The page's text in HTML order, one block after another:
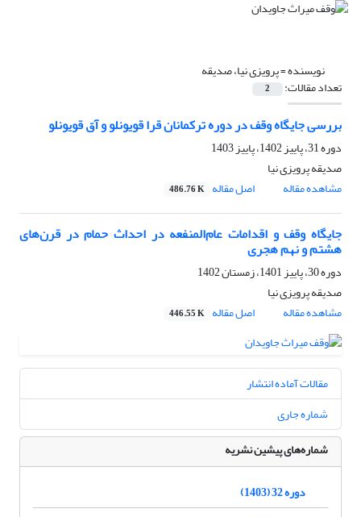
نویسنده =پرویزی نیا، صدیقه
تعداد مقالات: 2
بررسی جایگاه وقف در دوره ترکمانان قرا قویونلو و آق قویونلو
دوره 31، پاییز 1402، پاییز 1403
صدیقه پرویزی نیا
مشاهده مقاله
اصل مقاله 486.76 K
جایگاه وقف و اقدامات عام‌المنفعه در احداث حمام در قرن‌های
هشتم و نهم هجری
دوره 30، پاییز 1401، زمستان 1402
صدیقه پرویزی نیا
مشاهده مقاله
اصل مقاله 446.55 K
مقالات آماده انتشار
شماره جاری
شماره‌های پیشین نشریه
دوره 32 (1403)